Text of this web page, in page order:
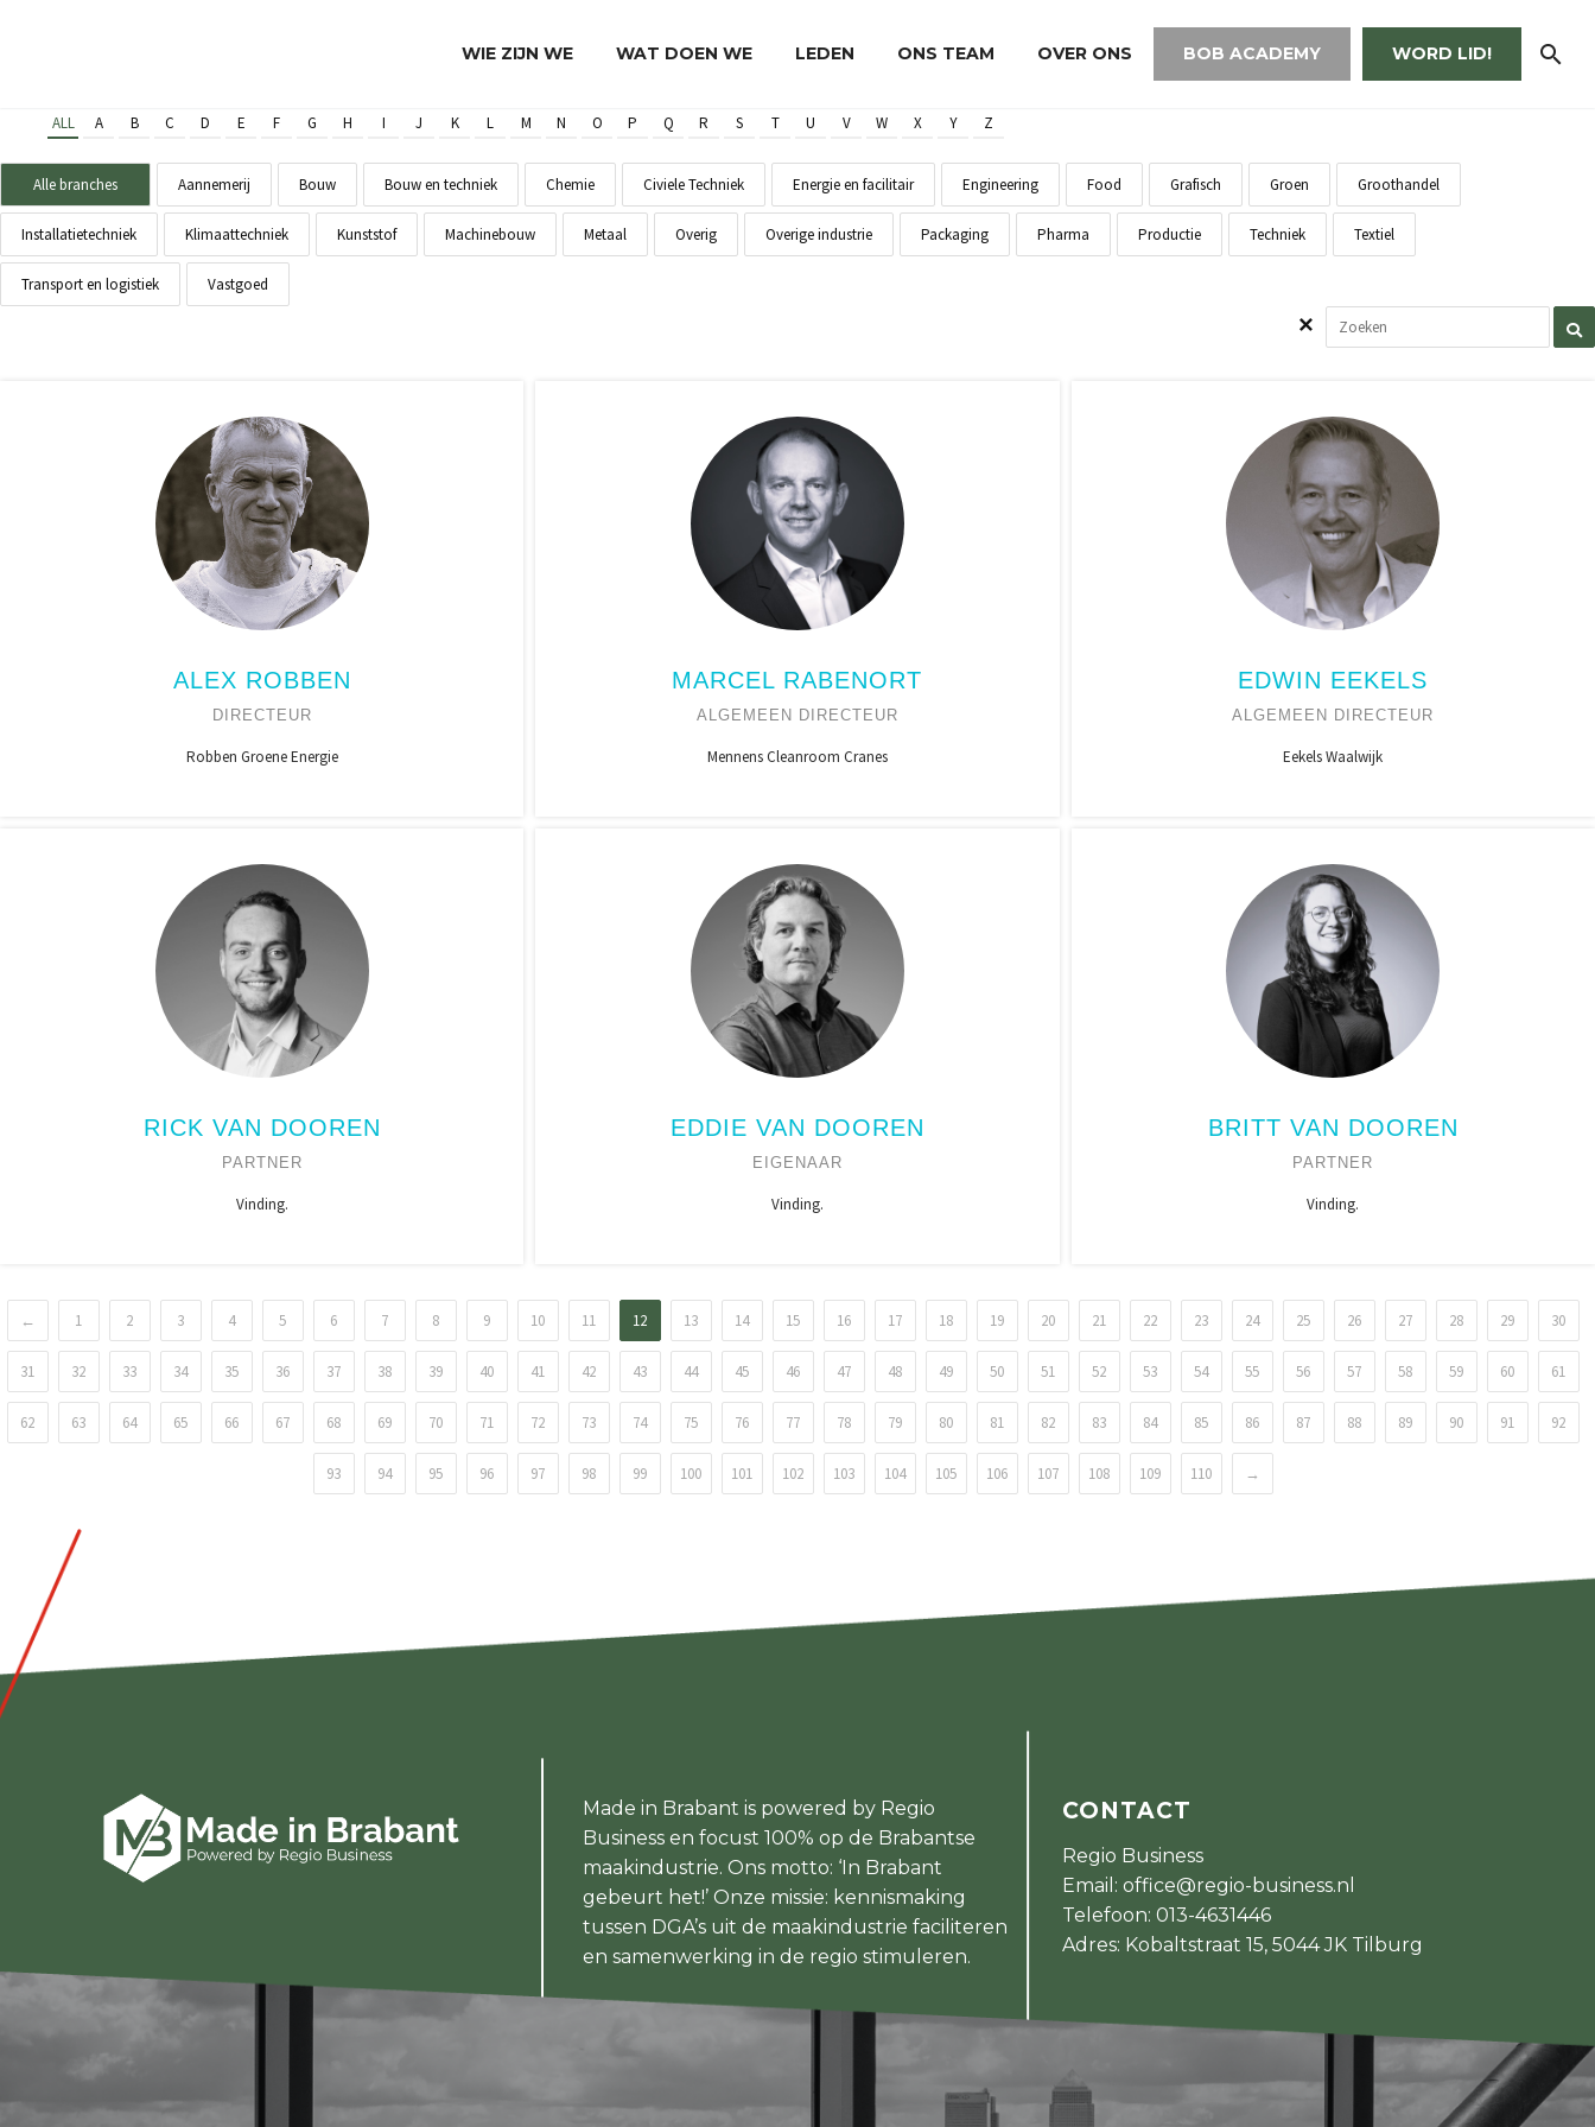
WIE ZIJN WE WAT DOEN WE LEDEN ONS TEAM OVER ONS BOB ACADEMY WORD LID!
ALL A B C D E F G H I J K L M N O P Q R S T U V W X Y Z
Alle branches Aannemerij Bouw Bouw en techniek Chemie Civiele Techniek Energie en facilitair Engineering Food Grafisch Groen Groothandel
Installatietechniek Klimaattechniek Kunststof Machinebouw Metaal Overig Overige industrie Packaging Pharma Productie Techniek Textiel
Transport en logistiek Vastgoed
ALEX ROBBEN
DIRECTEUR
Robben Groene Energie
MARCEL RABENORT
ALGEMEEN DIRECTEUR
Mennens Cleanroom Cranes
EDWIN EEKELS
ALGEMEEN DIRECTEUR
Eekels Waalwijk
RICK VAN DOOREN
PARTNER
Vinding.
EDDIE VAN DOOREN
EIGENAAR
Vinding.
BRITT VAN DOOREN
PARTNER
Vinding.
← 1 2 3 4 5 6 7 8 9 10 11 12 13 14 15 16 17 18 19 20 21 22 23 24 25 26 27 28 29 30
31 32 33 34 35 36 37 38 39 40 41 42 43 44 45 46 47 48 49 50 51 52 53 54 55 56 57 58 59 60 61
62 63 64 65 66 67 68 69 70 71 72 73 74 75 76 77 78 79 80 81 82 83 84 85 86 87 88 89 90 91 92
93 94 95 96 97 98 99 100 101 102 103 104 105 106 107 108 109 110 →
Made in Brabant is powered by Regio
Business en focust 100% op de Brabantse
maakindustrie. Ons motto: ‘In Brabant
gebeurt het!’ Onze missie: kennismaking
tussen DGA’s uit de maakindustrie faciliteren
en samenwerking in de regio stimuleren.
CONTACT
Regio Business
Email: office@regio-business.nl
Telefoon: 013-4631446
Adres: Kobaltstraat 15, 5044 JK Tilburg